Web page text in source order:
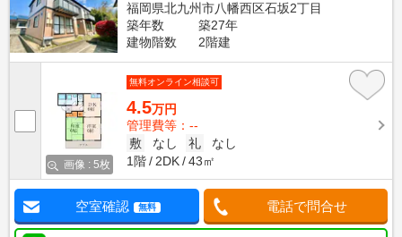
福岡県北九州市八幡西区石坂2丁目
築年数
築27年
建物階数
2階建
画像 : 5枚
無料オンライン相談可
4.5万円
管理費等：--
敷
なし 礼
なし
1階
2DK 43㎡
空室確認 無料 電話で問合せ